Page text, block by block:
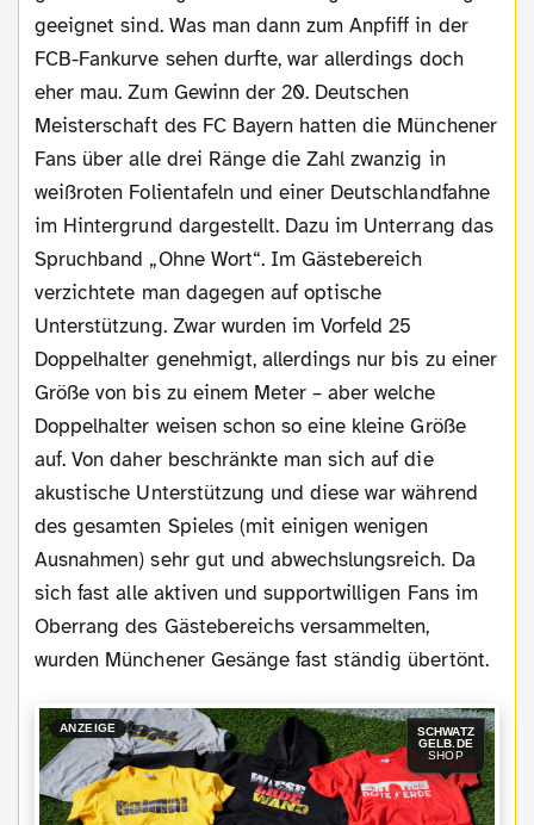
geeignet sind. Was man dann zum Anpfiff in der
FCB-Fankurve sehen durfte, war allerdings doch
eher mau. Zum Gewinn der 20. Deutschen
Meisterschaft des FC Bayern hatten die Münchener
Fans über alle drei Ränge die Zahl zwanzig in
weißroten Folientafeln und einer Deutschlandfahne
im Hintergrund dargestellt. Dazu im Unterrang das
Spruchband „Ohne Wort“. Im Gästebereich
verzichtete man dagegen auf optische
Unterstützung. Zwar wurden im Vorfeld 25
Doppelhalter genehmigt, allerdings nur bis zu einer
Größe von bis zu einem Meter – aber welche
Doppelhalter weisen schon so eine kleine Größe
auf. Von daher beschränkte man sich auf die
akustische Unterstützung und diese war während
des gesamten Spieles (mit einigen wenigen
Ausnahmen) sehr gut und abwechslungsreich. Da
sich fast alle aktiven und supportwilligen Fans im
Oberrang des Gästebereichs versammelten,
wurden Münchener Gesänge fast ständig übertönt.
ANZEIGE
SCHWATZ
GELB.DE
SHOP